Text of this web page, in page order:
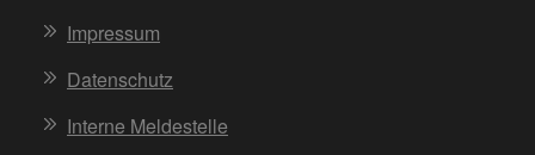
Impressum
Datenschutz
Interne Meldestelle